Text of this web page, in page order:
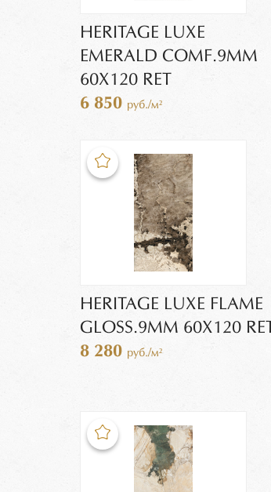
HERITAGE LUXE
EMERALD COMF.9MM
60X120 RET
6 850 руб./м²
HERITAGE LUXE FLAME
GLOSS.9MM 60X120 RET
8 280 руб./м²